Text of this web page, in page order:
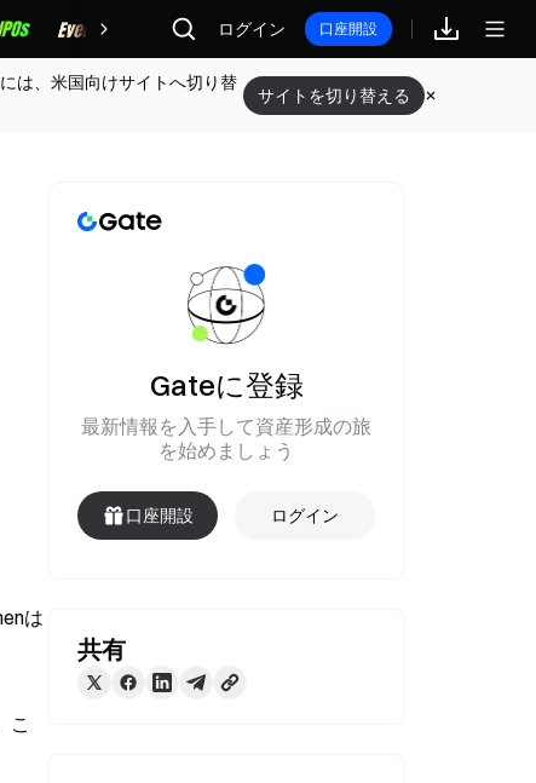
報酬 ログイン 口座開設
は、米国向けサイトへ切り替
サイトを切り替える
は
こ
Gateに登録
最新情報を入手して資産形成の旅
を始めましょう
口座開設 ログイン
共有